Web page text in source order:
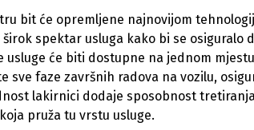
bit će opremljene najnovijom
spektar usluga kako bi se
usluge će biti dostupne na jednom
sve faze završnih radova na vozilu,
lakirnici dodaje sposobnost
pruža tu vrstu usluge.